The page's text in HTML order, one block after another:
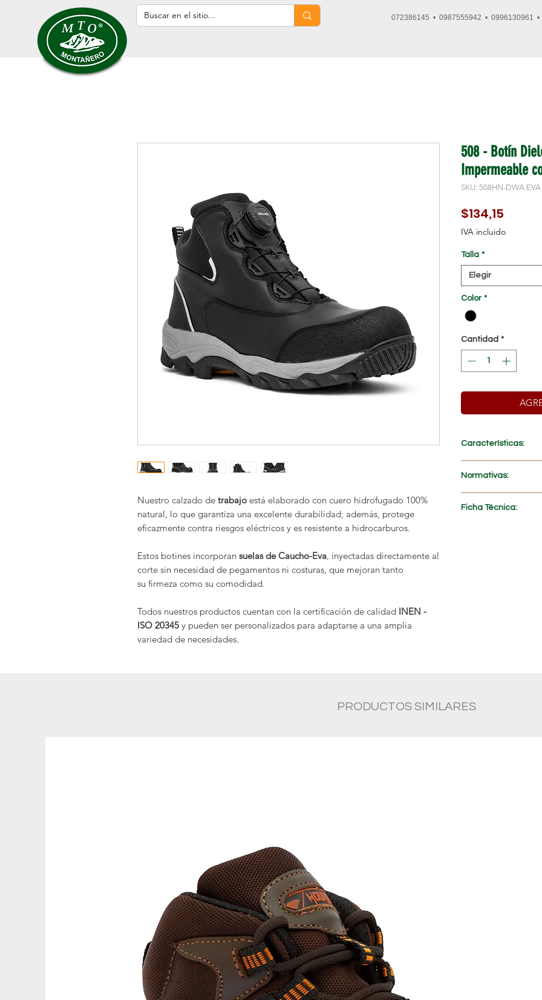
072386145 • 0987555942 • 0996130961 •
Nuestro calzado de trabajo está elaborado con cuero hidrofugado 100%
natural, lo que garantiza una excelente durabilidad; además, protege
eficazmente contra riesgos eléctricos y es resistente a hidrocarburos.
Estos botines incorporan suelas de Caucho-Eva, inyectadas directamente al
corte sin necesidad de pegamentos ni costuras, que mejoran tanto
su firmeza como su comodidad.
Todos nuestros productos cuentan con la certificación de calidad INEN -
ISO 20345 y pueden ser personalizados para adaptarse a una amplia
variedad de necesidades.
508 - Botín
Impermeable
SKU: 508HN-DWA EVA
$134,15
IVA incluido
Talla *
Elegir
Color *
Cantidad *
Características:
Suelas enCaucho-
Suelasresistentes al
Normativas:
Ficha Técnica:
PRODUCTOS SIMILARES